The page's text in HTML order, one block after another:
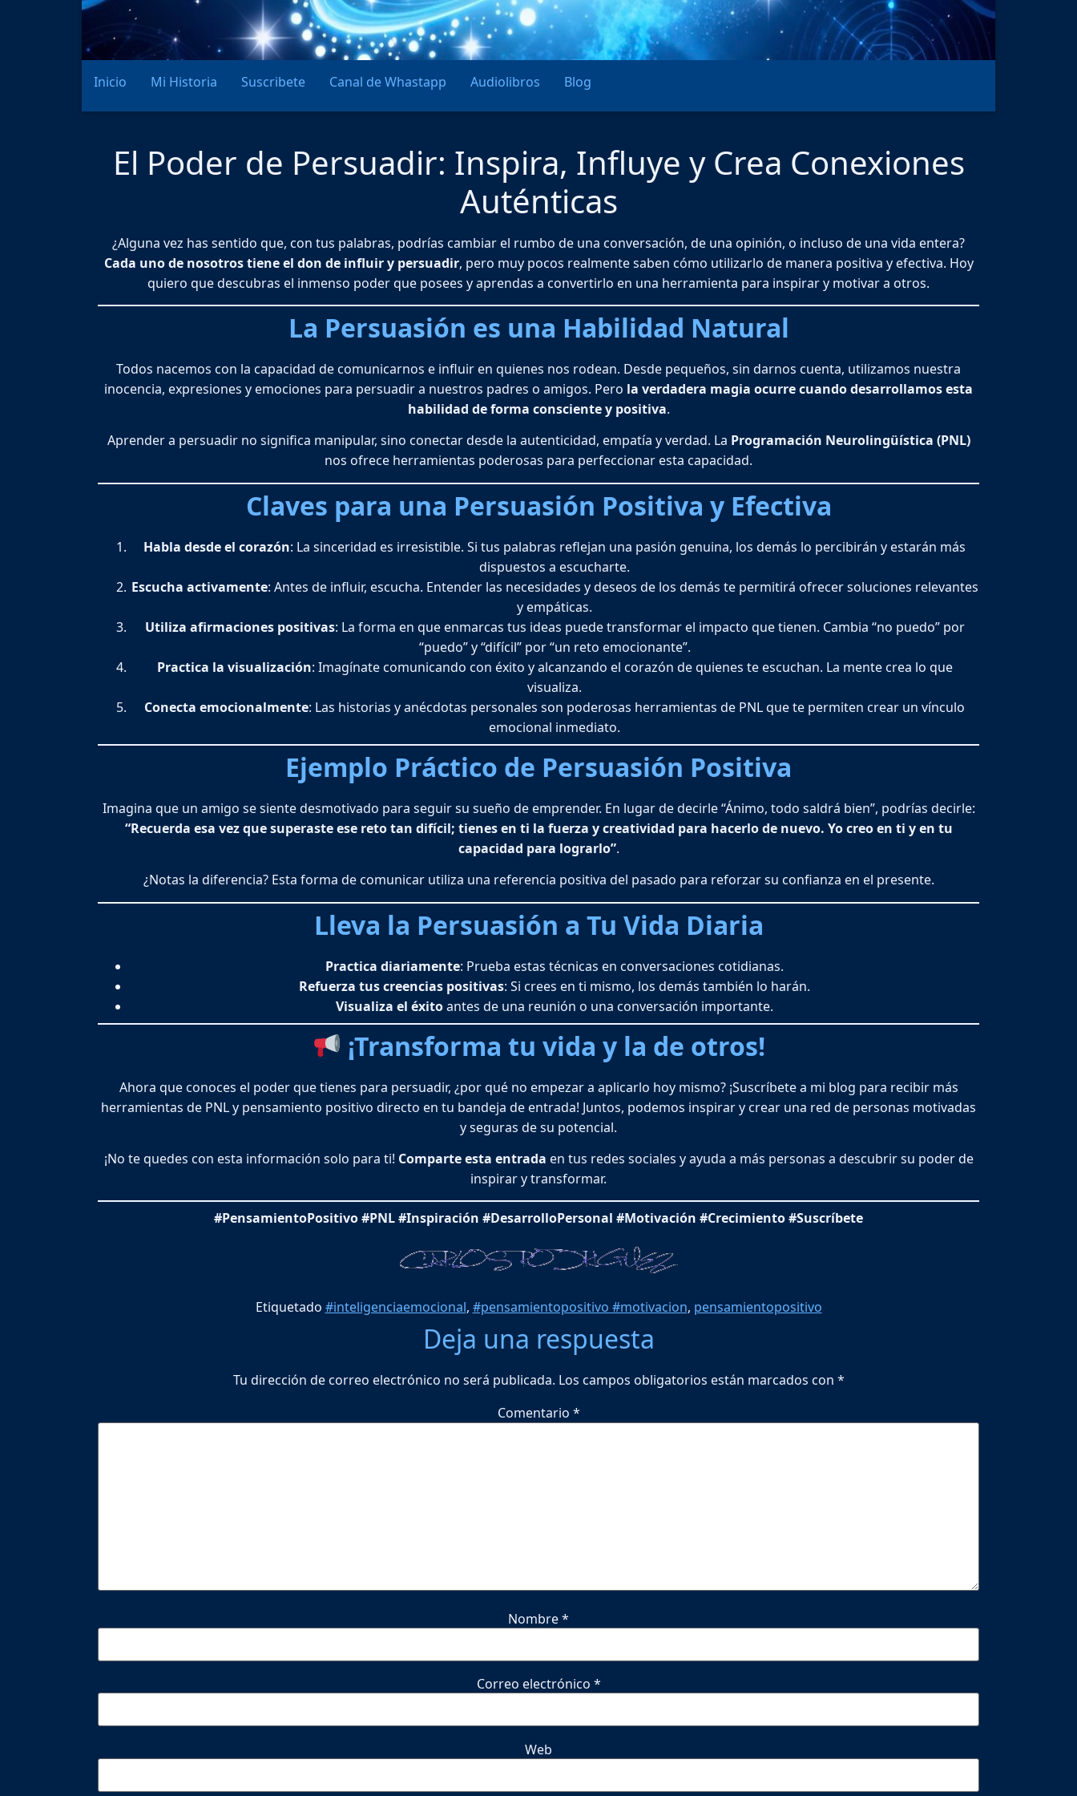
Inicio Mi Historia Suscribete Canal de Whastapp Audiolibros Blog
El Poder de Persuadir: Inspira, Influye y Crea Conexiones
Auténticas
¿Alguna vez has sentido que, con tus palabras, podrías cambiar el rumbo de una conversación, de una opinión, o incluso de una vida entera?
Cada uno de nosotros tiene el don de influir y persuadir, pero muy pocos realmente saben cómo utilizarlo de manera positiva y efectiva. Hoy
quiero que descubras el inmenso poder que posees y aprendas a convertirlo en una herramienta para inspirar y motivar a otros.
La Persuasión es una Habilidad Natural
Todos nacemos con la capacidad de comunicarnos e influir en quienes nos rodean. Desde pequeños, sin darnos cuenta, utilizamos nuestra
inocencia, expresiones y emociones para persuadir a nuestros padres o amigos. Pero la verdadera magia ocurre cuando desarrollamos esta
habilidad de forma consciente y positiva.
Aprender a persuadir no significa manipular, sino conectar desde la autenticidad, empatía y verdad. La Programación Neurolingüística (PNL)
nos ofrece herramientas poderosas para perfeccionar esta capacidad.
Claves para una Persuasión Positiva y Efectiva
Habla desde el corazón: La sinceridad es irresistible. Si tus palabras reflejan una pasión genuina, los demás lo percibirán y estarán más
dispuestos a escucharte.
Escucha activamente: Antes de influir, escucha. Entender las necesidades y deseos de los demás te permitirá ofrecer soluciones relevantes
y empáticas.
Utiliza afirmaciones positivas: La forma en que enmarcas tus ideas puede transformar el impacto que tienen. Cambia “no puedo” por
“puedo” y “difícil” por “un reto emocionante”.
Practica la visualización: Imagínate comunicando con éxito y alcanzando el corazón de quienes te escuchan. La mente crea lo que
visualiza.
Conecta emocionalmente: Las historias y anécdotas personales son poderosas herramientas de PNL que te permiten crear un vínculo
emocional inmediato.
Ejemplo Práctico de Persuasión Positiva
Imagina que un amigo se siente desmotivado para seguir su sueño de emprender. En lugar de decirle “Ánimo, todo saldrá bien”, podrías decirle:
“Recuerda esa vez que superaste ese reto tan difícil; tienes en ti la fuerza y creatividad para hacerlo de nuevo. Yo creo en ti y en tu
capacidad para lograrlo”.
¿Notas la diferencia? Esta forma de comunicar utiliza una referencia positiva del pasado para reforzar su confianza en el presente.
Lleva la Persuasión a Tu Vida Diaria
Practica diariamente: Prueba estas técnicas en conversaciones cotidianas.
Refuerza tus creencias positivas: Si crees en ti mismo, los demás también lo harán.
Visualiza el éxitoantes de una reunión o una conversación importante.
¡Transforma tu vida y la de otros!
Ahora que conoces el poder que tienes para persuadir, ¿por qué no empezar a aplicarlo hoy mismo? ¡Suscríbete a mi blog para recibir más
herramientas de PNL y pensamiento positivo directo en tu bandeja de entrada! Juntos, podemos inspirar y crear una red de personas motivadas
y seguras de su potencial.
¡No te quedes con esta información solo para ti! Comparte esta entrada en tus redes sociales y ayuda a más personas a descubrir su poder de
inspirar y transformar.
#PensamientoPositivo #PNL #Inspiración #DesarrolloPersonal #Motivación #Crecimiento #Suscríbete
Etiquetado #inteligenciaemocional, #pensamientopositivo #motivacion, pensamientopositivo
Deja una respuesta
Tu dirección de correo electrónico no será publicada. Los campos obligatorios están marcados con *
Comentario *
Nombre*
Correo electrónico *
Web